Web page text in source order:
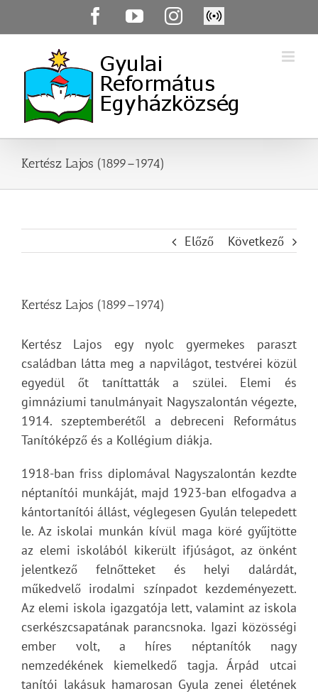
FacebookYouTubeInstagram
Élő
közvetítés
Kertész Lajos (1899–1974)
Előző Következő
Kertész Lajos (1899–1974)
Kertész Lajos egy nyolc gyermekes paraszt
családban látta meg a napvilágot, testvérei közül
egyedül őt taníttatták a szülei. Elemi és
gimnáziumi tanulmányait Nagyszalontán végezte,
1914. szeptemberétől a debreceni Református
Tanítóképző és a Kollégium diákja.
1918-ban friss diplomával Nagyszalontán kezdte
néptanítói munkáját, majd 1923-ban elfogadva a
kántortanítói állást, véglegesen Gyulán telepedett
le. Az iskolai munkán kívül maga köré gyűjtötte
az elemi iskolából kikerült ifjúságot, az önként
jelentkező felnőtteket és helyi dalárdát,
műkedvelő irodalmi színpadot kezdeményezett.
Az elemi iskola igazgatója lett, valamint az iskola
cserkészcsapatának parancsnoka. Igazi közösségi
ember volt, a híres néptanítók nagy
nemzedékének kiemelkedő tagja. Árpád utcai
tanítói lakásuk hamarosan Gyula zenei életének